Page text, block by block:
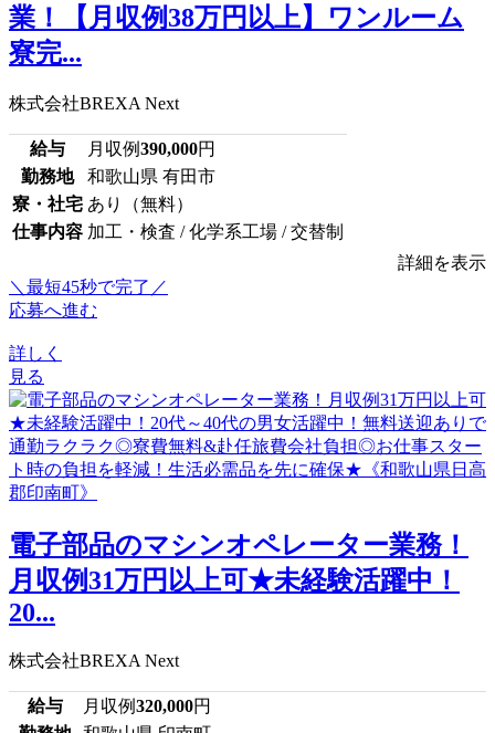
業！【月収例38万円以上】ワンルーム
寮完...
株式会社BREXA Next
給与 月収例390,000円
勤務地
和歌山県 有田市
寮・社宅 あり（無料）
仕事内容 加工・検査 / 化学系工場 / 交替制
詳細を表示
＼最短45秒で完了／
応募へ進む
詳しく
見る
電子部品のマシンオペレーター業務！
月収例31万円以上可★未経験活躍中！
20...
株式会社BREXA Next
給与 月収例320,000円